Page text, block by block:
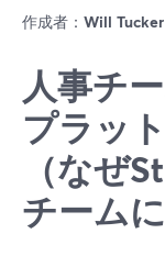
作成者： Will Tucker
人事チ
プラッ
（なぜ
チーム